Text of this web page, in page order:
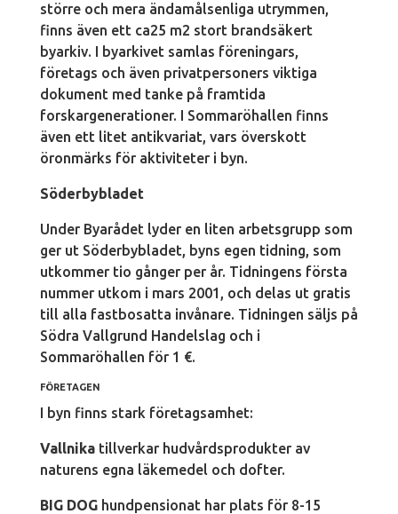
större och mera ändamålsenliga utrymmen,
finns även ett ca25 m2 stort brandsäkert
byarkiv. I byarkivet samlas föreningars,
företags och även privatpersoners viktiga
dokument med tanke på framtida
forskargenerationer. I Sommaröhallen finns
även ett litet antikvariat, vars överskott
öronmärks för aktiviteter i byn.
Söderbybladet
Under Byarådet lyder en liten arbetsgrupp som
ger ut Söderbybladet, byns egen tidning, som
utkommer tio gånger per år. Tidningens första
nummer utkom i mars 2001, och delas ut gratis
till alla fastbosatta invånare. Tidningen säljs på
Södra Vallgrund Handelslag och i
Sommaröhallen för 1 €.
FÖRETAGEN
I byn finns stark företagsamhet:
Vallnika tillverkar hudvårdsprodukter av
naturens egna läkemedel och dofter.
BIG DOG hundpensionat har plats för 8-15